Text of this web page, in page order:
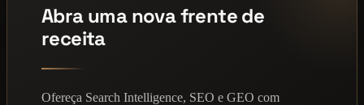
Abra uma nova frente de
receita
Ofereça Search Intelligence, SEO e GEO com